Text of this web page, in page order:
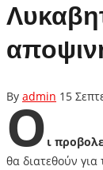
By admin 15
Ο ι
θα διατεθούν